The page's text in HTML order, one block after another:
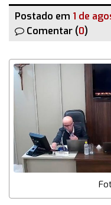
Postado em 1 de
Comentar (0)